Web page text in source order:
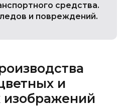
средства.
и повреждений.
и